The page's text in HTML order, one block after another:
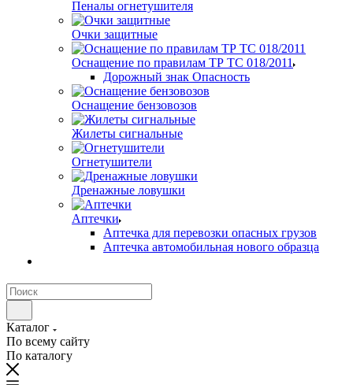
Пеналы огнетушителя
Очки защитные
Оснащение по правилам ТР ТС 018/2011
Дорожный знак Опасность
Оснащение бензовозов
Жилеты сигнальные
Огнетушители
Дренажные ловушки
Аптечки
Аптечка для перевозки опасных грузов
Аптечка автомобильная нового образца
Каталог
По всему сайту
По каталогу